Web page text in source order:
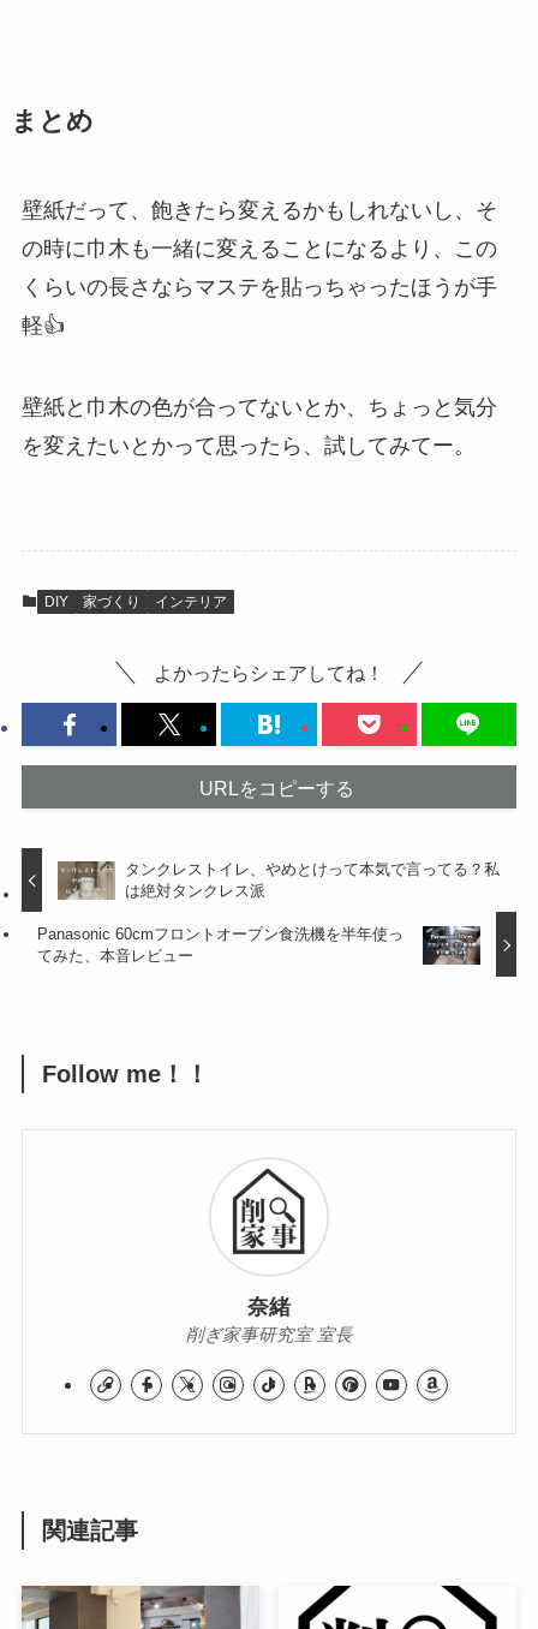
まとめ
壁紙だって、飽きたら変えるかもしれないし、そ
の時に巾木も一緒に変えることになるより、この
くらいの長さならマステを貼っちゃったほうが手
軽👍
壁紙と巾木の色が合ってないとか、ちょっと気分
を変えたいとかって思ったら、試してみてー。
DIY 家づくり インテリア
よかったらシェアしてね！
URLをコピーする
タンクレストイレ、やめとけって本気で言ってる？私
は絶対タンクレス派
Panasonic 60cmフロントオープン食洗機を半年使っ
てみた、本音レビュー
Follow me！！
奈緒
削ぎ家事研究室 室長
関連記事